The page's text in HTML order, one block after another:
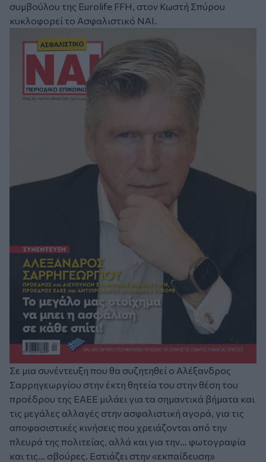
συμβούλου της Eurolife FFH, στον Κωστή Σπύρου
κυκλοφορεί το Ασφαλιστικό ΝΑΙ.
Σε μια συνέντευξη που θα συζητηθεί ο Αλέξανδρος
Σαρρηγεωργίου στην έκτη θητεία του στην θέση του
προέδρου της ΕΑΕΕ μιλάει για τα σημαντικά βήματα και
τις μεγάλες αλλαγές στην ασφαλιστική αγορά, για τις
αποφασιστικές κινήσεις που χρειάζονται από την
πλευρά της πολιτείας, αλλά και για την… φωτογραφία
και τις… σβούρες. Εστιάζει στην «εκπαίδευση»